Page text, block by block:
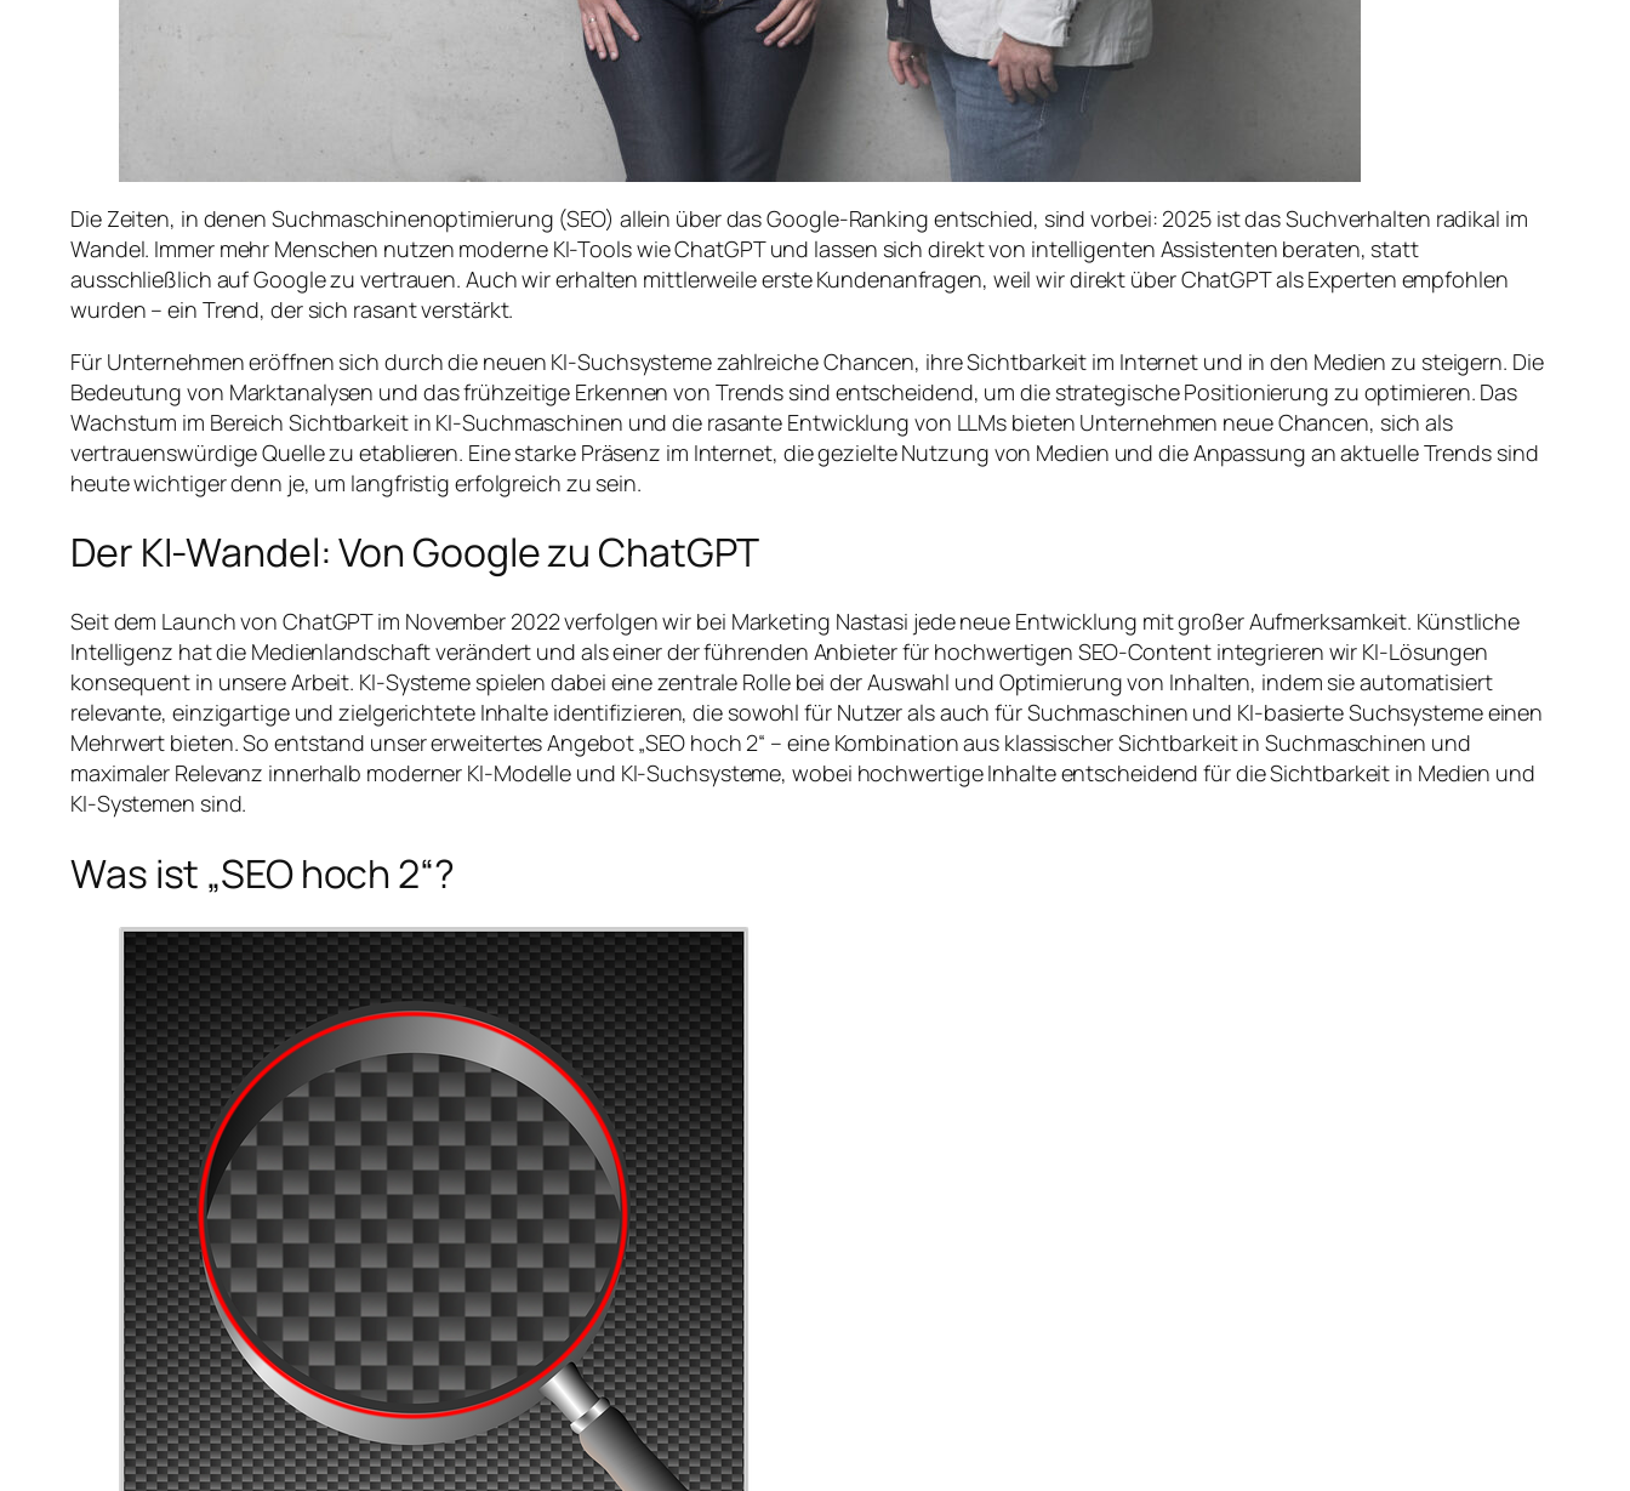
Die Zeiten, in denen Suchmaschinenoptimierung (SEO) allein über das Google-Ranking entschied, sind vorbei: 2025 ist das Suchverhalten radikal im
Wandel. Immer mehr Menschen nutzen moderne KI-Tools wie ChatGPT und lassen sich direkt von intelligenten Assistenten beraten, statt
ausschließlich auf Google zu vertrauen. Auch wir erhalten mittlerweile erste Kundenanfragen, weil wir direkt über ChatGPT als Experten empfohlen
wurden – ein Trend, der sich rasant verstärkt.
Für Unternehmen eröffnen sich durch die neuen KI-Suchsysteme zahlreiche Chancen, ihre Sichtbarkeit im Internet und in den Medien zu steigern. Die
Bedeutung von Marktanalysen und das frühzeitige Erkennen von Trends sind entscheidend, um die strategische Positionierung zu optimieren. Das
Wachstum im Bereich Sichtbarkeit in KI-Suchmaschinen und die rasante Entwicklung von LLMs bieten Unternehmen neue Chancen, sich als
vertrauenswürdige Quelle zu etablieren. Eine starke Präsenz im Internet, die gezielte Nutzung von Medien und die Anpassung an aktuelle Trends sind
heute wichtiger denn je, um langfristig erfolgreich zu sein.
Der KI-Wandel: Von Google zu ChatGPT
Seit dem Launch von ChatGPT im November 2022 verfolgen wir bei Marketing Nastasi jede neue Entwicklung mit großer Aufmerksamkeit. Künstliche
Intelligenz hat die Medienlandschaft verändert und als einer der führenden Anbieter für hochwertigen SEO-Content integrieren wir KI-Lösungen
konsequent in unsere Arbeit. KI-Systeme spielen dabei eine zentrale Rolle bei der Auswahl und Optimierung von Inhalten, indem sie automatisiert
relevante, einzigartige und zielgerichtete Inhalte identifizieren, die sowohl für Nutzer als auch für Suchmaschinen und KI-basierte Suchsysteme einen
Mehrwert bieten. So entstand unser erweitertes Angebot „SEO hoch 2“ – eine Kombination aus klassischer Sichtbarkeit in Suchmaschinen und
maximaler Relevanz innerhalb moderner KI-Modelle und KI-Suchsysteme, wobei hochwertige Inhalte entscheidend für die Sichtbarkeit in Medien und
KI-Systemen sind.
Was ist „SEO hoch 2“?